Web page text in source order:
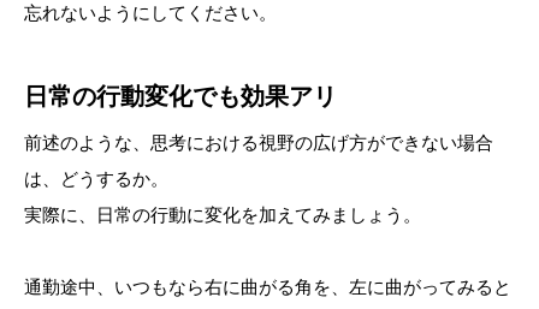
忘れないようにしてください。
日常の行動変化でも効果アリ
前述のような、思考における視野の広げ方ができない場合
は、どうするか。
実際に、日常の行動に変化を加えてみましょう。
通勤途中、いつもなら右に曲がる角を、左に曲がってみると